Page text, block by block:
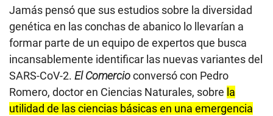
Jamás pensó que sus estudios sobre la diversidad
genética en las conchas de abanico lo llevarían a
formar parte de un equipo de expertos que busca
incansablemente identificar las nuevas variantes del
SARS-CoV-2. El Comercioconversó con Pedro
Romero, doctor en Ciencias Naturales, sobre la
utilidad de las ciencias básicas en una emergencia